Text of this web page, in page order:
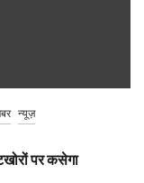
न्यूज़
पर कसेगा